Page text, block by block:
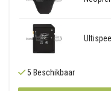
5 Beschikbaar